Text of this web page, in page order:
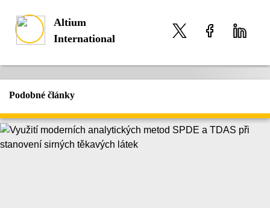
Altium
International
Podobné články